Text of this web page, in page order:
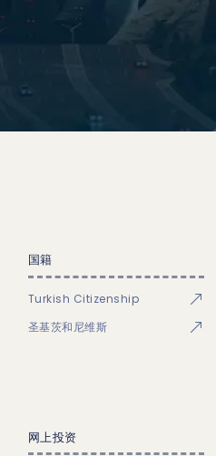
国籍
Turkish Citizenship
圣基茨和尼维斯
网上投资